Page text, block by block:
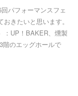
パフォーマンスフェ
きたいと思います。
：UP！BAKER、燻製
階のエッグホールで